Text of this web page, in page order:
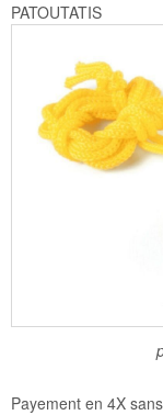
PATOUTATIS
Payement en 4X